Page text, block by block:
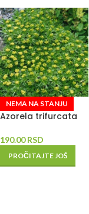
NEMA NA STANJU
Azorela trifurcata
190.00RSD
PROČITAJTE JOŠ